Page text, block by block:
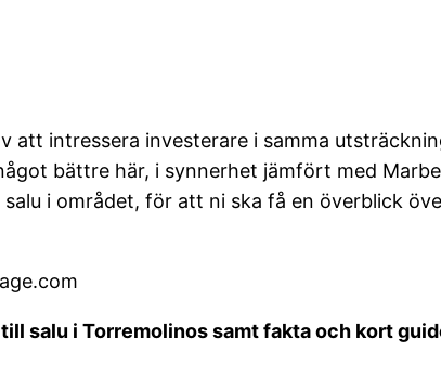
att intressera investerare i samma
bättre här, i synnerhet jämfört med
i området, för att ni ska få en överblick
salu i Torremolinos samt fakta och kort